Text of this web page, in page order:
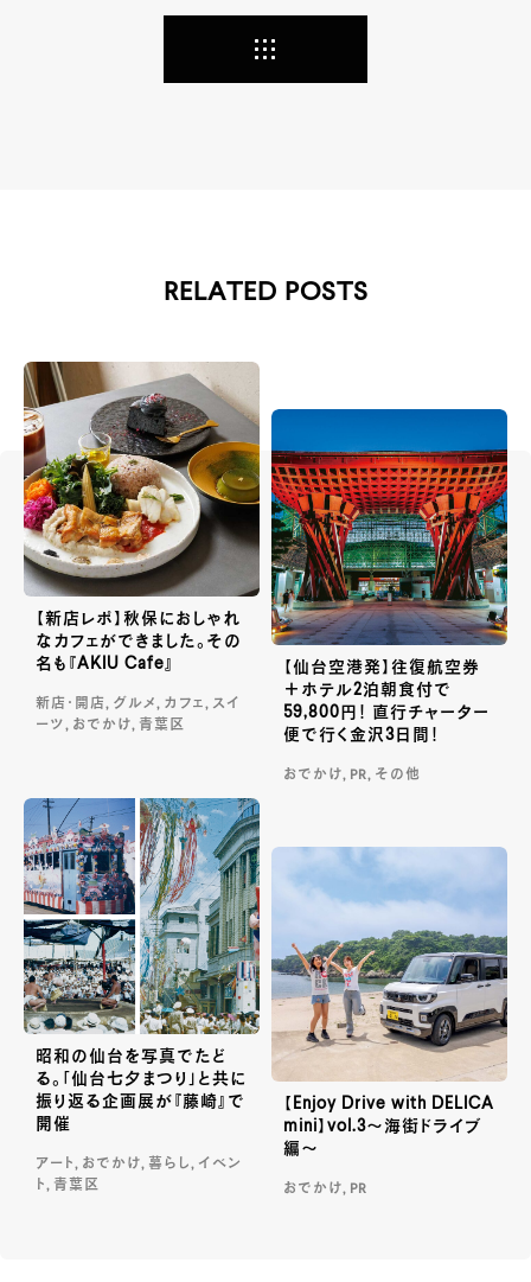
RELATED POSTS
【新店レポ】秋保におしゃれ
なカフェができました。その
名も『AKIU Cafe』
新店・開店, グルメ, カフェ, スイ
ーツ, おでかけ, 青葉区
【仙台空港発】往復航空券
＋ホテル2泊朝食付で
59,800円！ 直行チャーター
便で行く金沢3日間！
おでかけ, PR, その他
昭和の仙台を写真でたど
る。「仙台七夕まつり」と共に
振り返る企画展が『藤崎』で
開催
アート, おでかけ, 暮らし, イベン
ト, 青葉区
【Enjoy Drive with DELICA
mini】vol.3～海街ドライブ
編～
おでかけ, PR